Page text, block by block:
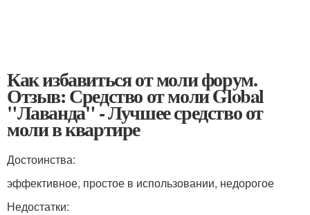
Как избавиться от моли форум.
Отзыв: Средство от моли Global
"Лаванда" - Лучшее средство от
моли в квартире
Достоинства:
эффективное, простое в использовании, недорогое
Недостатки: